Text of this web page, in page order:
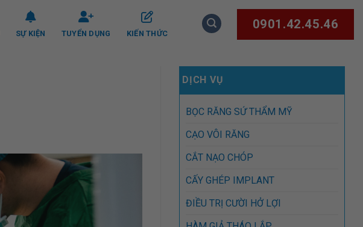
SỰ KIỆN TUYỂN DỤNG KIẾN THỨC
0901.42.45.46
DỊCH VỤ
BỌC RĂNG SỨ THẨM MỸ
CẠO VÔI RĂNG
CẮT NẠO CHÓP
CẤY GHÉP IMPLANT
ĐIỀU TRỊ CƯỜI HỞ LỢI